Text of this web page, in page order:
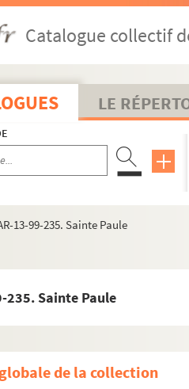
Catalogue collectif
LE
13-99-235. Sainte Paule
235. Sainte Paule
de la collection
Images religieuses N à Z
1 à H-IMAR-13-48-112. Saint-e-s
49-113 à H-IMAR-13-82-180. Saint-e-s